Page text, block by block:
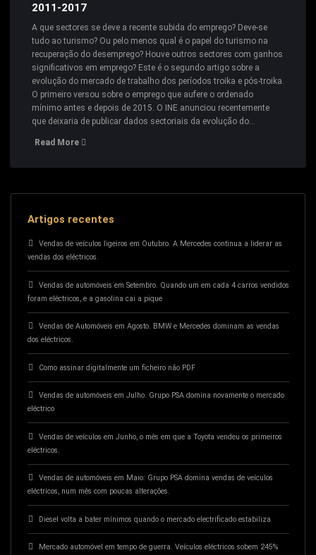
2011-2017
A que sectores se deve a recente subida do emprego? Deve-se
tudo ao turismo? Ou pelo menos qual é o papel do turismo na
recuperação do desemprego? Houve outros sectores com ganhos
significativos em emprego? Este é o segundo artigo sobre a
evolução do mercado de trabalho dos períodos troika e pós-troika.
O primeiro versou sobre o emprego que aufere o ordenado
mínimo antes e depois de 2015. O INE anunciou recentemente
que deixaria de publicar dados sectoriais da evolução do…
Read More
Artigos recentes
Vendas de veículos ligeiros em Outubro. A Mercedes continua a liderar as
vendas dos eléctricos.
Vendas de automóveis em Setembro. Quando um em cada 4 carros vendidos
foram eléctricos, e a gasolina cai a pique
Vendas de Automóveis em Agosto. BMW e Mercedes dominam as vendas
dos eléctricos.
Como assinar digitalmente um ficheiro não PDF
Vendas de automóveis em Julho. Grupo PSA domina novamente o mercado
eléctrico
Vendas de veículos em Junho, o mês em que a Toyota vendeu os primeiros
eléctricos.
Vendas de automóveis em Maio: Grupo PSA domina vendas de veículos
eléctricos, num mês com poucas alterações.
Diesel volta a bater mínimos quando o mercado electrificado estabiliza
Mercado automóvel em tempo de guerra. Veículos eléctricos sobem 245%